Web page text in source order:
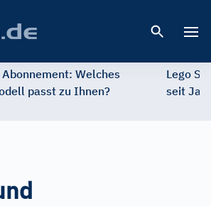
Welches
passt zu Ihnen?
Lego
seit